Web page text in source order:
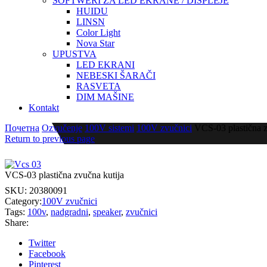
HUIDU
LINSN
Color Light
Nova Star
UPUSTVA
LED EKRANI
NEBESKI ŠARAČI
RASVETA
DIM MAŠINE
Kontakt
Почетна Ozvučenje 100V sistemi 100V zvučnici VCS-03 plastična
Return to previous page
VCS-03 plastična zvučna kutija
SKU: 20380091
Category:100V zvučnici
Tags: 100v, nadgradni, speaker, zvučnici
Share:
Twitter
Facebook
Pinterest